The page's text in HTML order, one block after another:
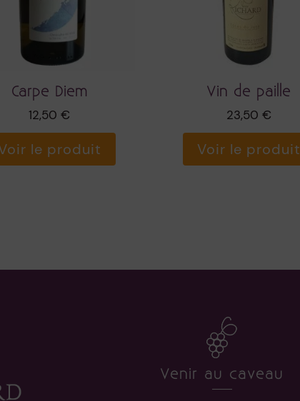
Carpe Diem
12,50€
le produit
Vin de paille
23,50 €
Voir le produit
Venir au caveau